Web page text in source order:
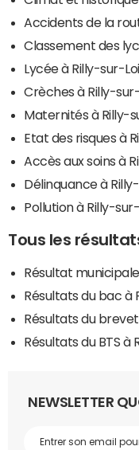
Accidents de la
Classement des
Lycée à Rilly-sur-
Crèches à Rilly-
Maternités à Rilly-
Etat des risques à
Accès aux soins à
Délinquance à
Pollution à Rilly-
Tous les
Résultat
Résultats du bac à
Résultats du
Résultats du BTS à
NEWSLETTER